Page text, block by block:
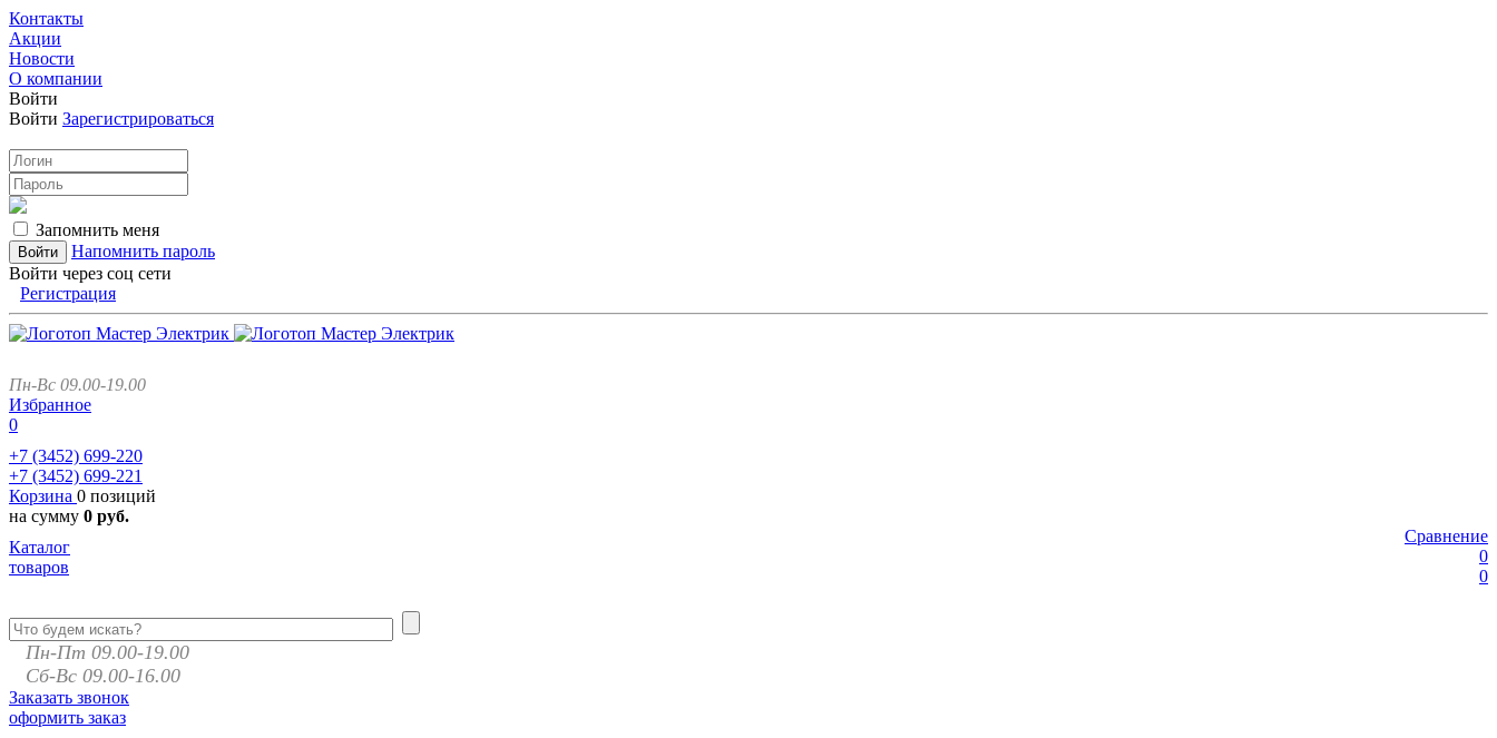
Контакты
Акции
Новости
О компании
Войти
Войти Зарегистрироваться
Запомнить меня
Напомнить пароль
Войти через соц сети
Регистрация
Пн-Вс 09.00-19.00
Избранное
0
+7 (3452) 699-220
+7 (3452) 699-221
Корзина 0 позиций
на сумму 0 руб.
Сравнение
0
0
Каталог
товаров
Пн-Пт 09.00-19.00
Сб-Вс 09.00-16.00
Заказать звонок
оформить заказ